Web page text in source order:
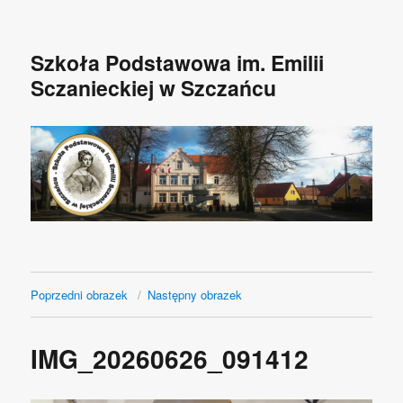
Szkoła Podstawowa im. Emilii
Sczanieckiej w Szczańcu
Poprzedni obrazek Następny obrazek
IMG_20260626_091412